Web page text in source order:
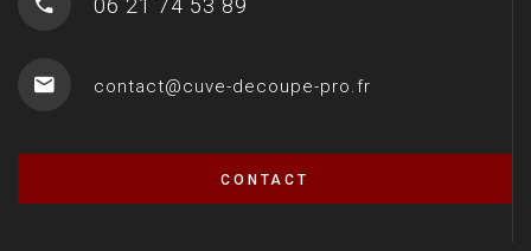
06 21 74 53 89
contact@cuve-decoupe-pro.fr
CONTACT